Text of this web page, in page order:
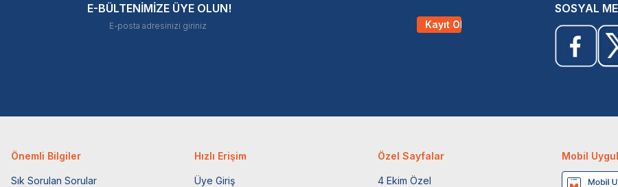
E-BÜLTENİMİZE ÜYE OLUN!
Kayıt Ol
SOSYAL
Önemli Bilgiler
Sık Sorulan Sorular
Hızlı Erişim
Üye Giriş
Özel Sayfalar
4 Ekim Özel
Mobil